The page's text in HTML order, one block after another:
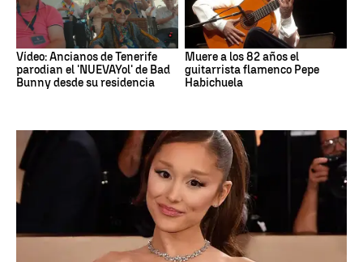
Vídeo: Ancianos de Tenerife
parodian el 'NUEVAYol' de Bad
Bunny desde su residencia
Muere a los 82 años el
guitarrista flamenco Pepe
Habichuela